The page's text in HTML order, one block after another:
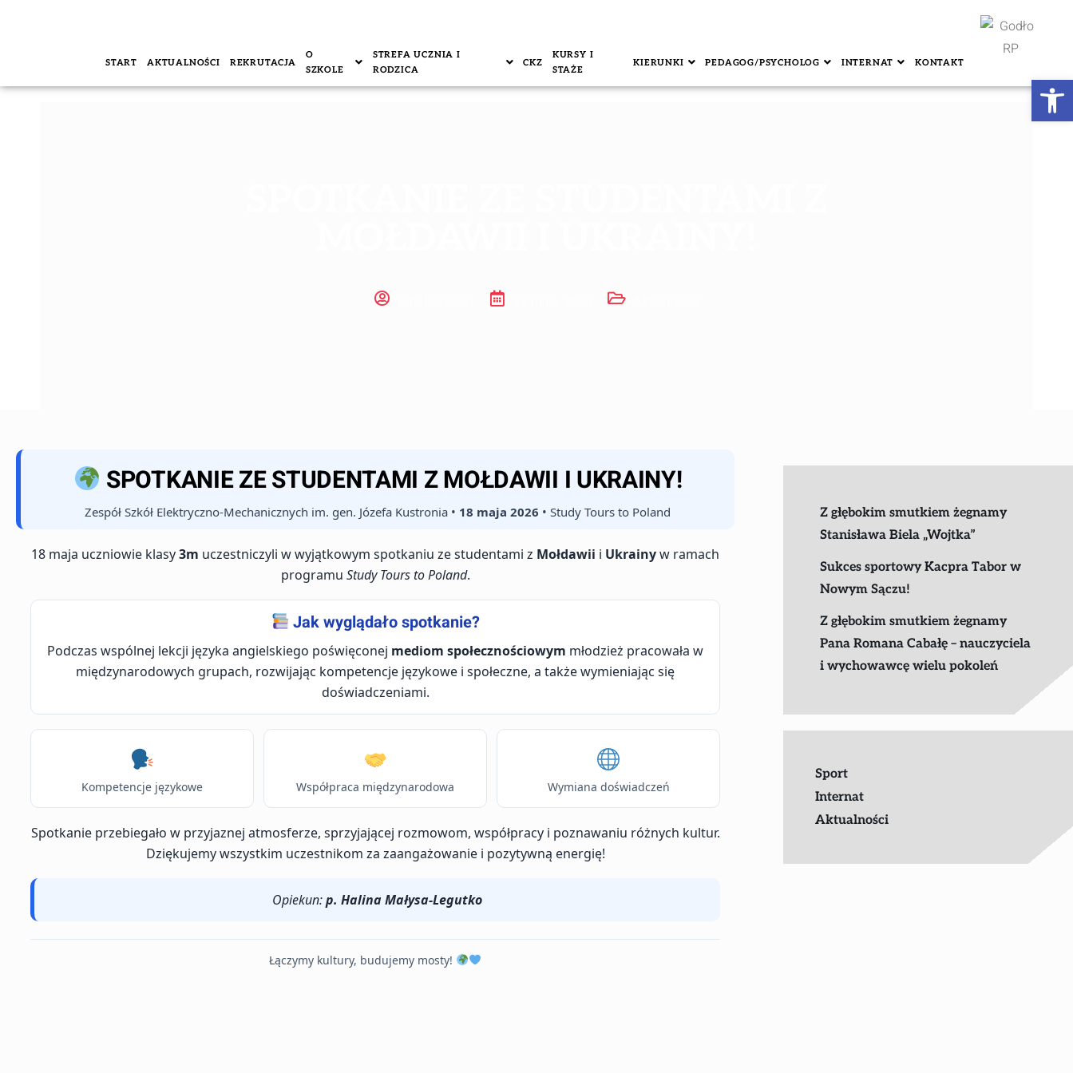
START AKTUALNOŚCI REKRUTACJA
O
SZKOLE
STREFA UCZNIA I
RODZICA
CKZ
KURSY I
STAŻE
KIERUNKI PEDAGOG/PSYCHOLOG INTERNAT KONTAKT
SPOTKANIE ZE STUDENTAMI Z MOŁDAWII I UKRAINY!
Zespół Szkół Elektryczno-Mechanicznych im. gen. Józefa Kustronia • 18 maja 2026 • Study Tours to Poland
18 maja uczniowie klasy3m uczestniczyli w wyjątkowym spotkaniu ze studentami z Mołdawii i Ukrainyw ramach
programu Study Tours to Poland.
Jak wyglądało spotkanie?
Podczas wspólnej lekcji języka angielskiego poświęconej mediom społecznościowym młodzież pracowała w
międzynarodowych grupach, rozwijając kompetencje językowe i społeczne, a także wymieniając się
doświadczeniami.
Kompetencje językowe Współpraca międzynarodowa Wymiana doświadczeń
Spotkanie przebiegało w przyjaznej atmosferze, sprzyjającej rozmowom, współpracy i poznawaniu różnych kultur.
Dziękujemy wszystkim uczestnikom za zaangażowanie i pozytywną energię!
Opiekun:p. Halina Małysa-Legutko
Łączymy kultury, budujemy mosty!
Z głębokim smutkiem żegnamy
Stanisława Biela „Wojtka”
Sukces sportowy Kacpra Tabor w
Nowym Sączu!
Z głębokim smutkiem żegnamy
Pana Romana Cabałę – nauczyciela
i wychowawcę wielu pokoleń
Sport
Internat
Aktualności